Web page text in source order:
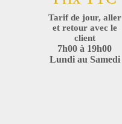
Tarif de jour, aller
et retour avec le
client
7h00 à 19h00
Lundi au Samedi